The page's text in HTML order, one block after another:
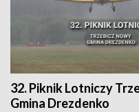
32. Piknik Lotniczy
Gmina Drezdenko